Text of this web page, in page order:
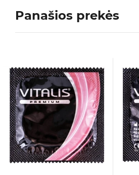
Panašios prekės